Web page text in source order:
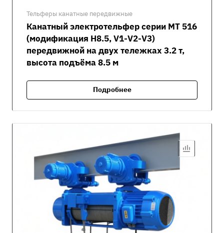
Тельферы канатные передвижные
Канатный электротельфер серии MT 516
(модификация H8.5, V1-V2-V3)
передвижной на двух тележках 3.2 т,
высота подъёма 8.5 м
Подробнее